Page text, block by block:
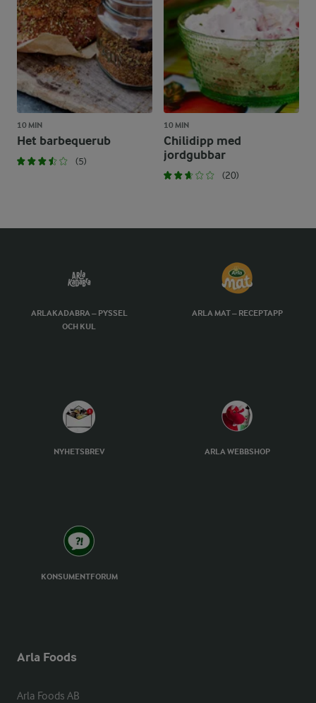
10 MIN
Het barbequerub
(5)
10 MIN
Chilidipp med
jordgubbar
(20)
ARLAKADABRA – PYSSEL
OCH KUL
ARLA MAT – RECEPTAPP
NYHETSBREV ARLA WEBBSHOP
KONSUMENTFORUM
Arla Foods
Arla Foods AB